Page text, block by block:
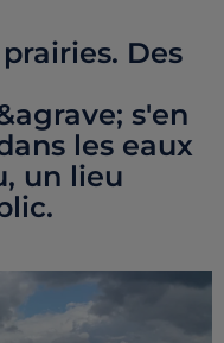
Des
s'en
les eaux
un lieu